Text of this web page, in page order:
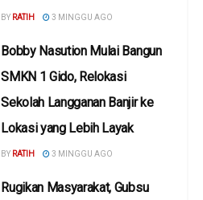
BY RATIH 3 MINGGU AGO
Bobby Nasution Mulai Bangun
SMKN 1 Gido, Relokasi
Sekolah Langganan Banjir ke
Lokasi yang Lebih Layak
BY RATIH 3 MINGGU AGO
Rugikan Masyarakat, Gubsu